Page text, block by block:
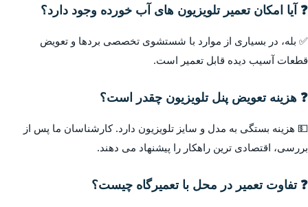
❓ آیا امکان تعمیر تلویزیون های آب خورده وجود دارد؟
✅ بله، در بسیاری از موارد با شستشوی تخصصی بردها و تعویض
قطعات آسیب دیده قابل تعمیر است.
❓ هزینه تعویض پنل تلویزیون چقدر است؟
💵 هزینه بستگی به مدل و سایز تلویزیون دارد. کارشناسان ما پس از
بررسی، اقتصادی ترین راهکار را پیشنهاد می دهند.
❓ تفاوت تعمیر در محل با تعمیرگاه چیست؟